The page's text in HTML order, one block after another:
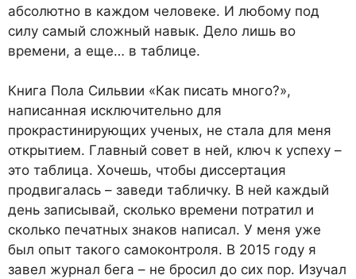
абсолютно в каждом человеке. И любому под
силу самый сложный навык. Дело лишь во
времени, а еще… в таблице.
Книга Пола Сильвии «Как писать много?»,
написанная исключительно для
прокрастинирующих ученых, не стала для меня
открытием. Главный совет в ней, ключ к успеху –
это таблица. Хочешь, чтобы диссертация
продвигалась – заведи табличку. В ней каждый
день записывай, сколько времени потратил и
сколько печатных знаков написал. У меня уже
был опыт такого самоконтроля. В 2015 году я
завел журнал бега – не бросил до сих пор. Изучал